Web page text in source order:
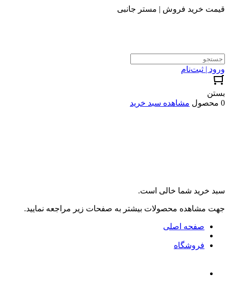
قیمت خرید فروش | مستر جانبی
ورود | ثبت‌نام
بستن
0 محصول
مشاهده سبد خرید
سبد خرید شما خالی است.
جهت مشاهده محصولات بیشتر به صفحات زیر مراجعه نمایید.
صفحه اصلی
فروشگاه